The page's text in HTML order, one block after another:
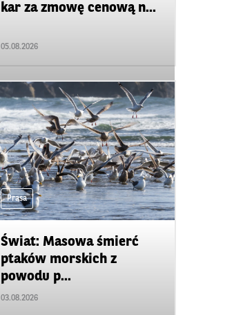
kar za zmowę cenową n...
05.08.2026
Prasa
Świat: Masowa śmierć
ptaków morskich z
powodu p...
03.08.2026